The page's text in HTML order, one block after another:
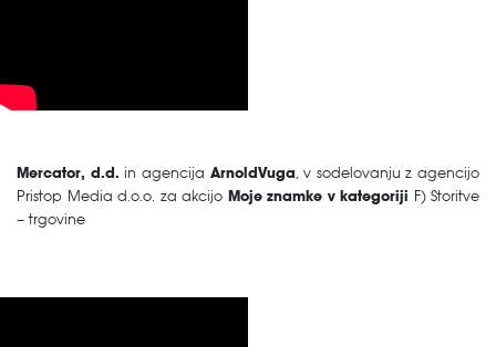
Mercator, d.d. in agencija ArnoldVuga, v sodelovanju z agencijo
Pristop Media d.o.o. za akcijo Moje znamke v kategoriji F) Storitve
– trgovine